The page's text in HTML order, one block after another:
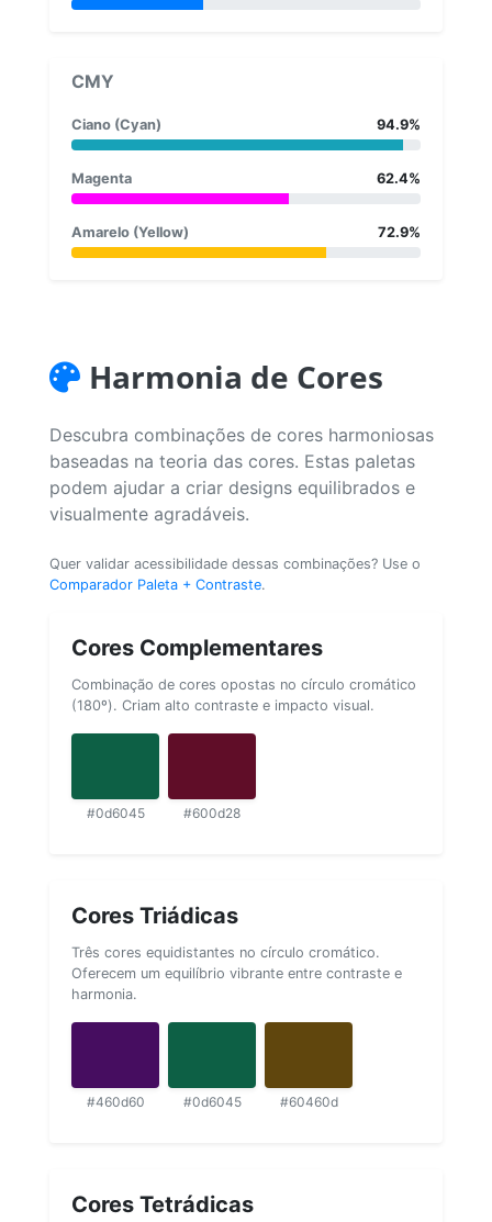
CMY
Ciano (Cyan) 94.9%
Magenta 62.4%
Amarelo (Yellow) 72.9%
Harmonia de Cores
Descubra combinações de cores harmoniosas
baseadas na teoria das cores. Estas paletas
podem ajudar a criar designs equilibrados e
visualmente agradáveis.
Quer validar acessibilidade dessas combinações? Use o
Comparador Paleta + Contraste.
Cores Complementares
Combinação de cores opostas no círculo cromático
(180º). Criam alto contraste e impacto visual.
#0d6045 #600d28
Cores Triádicas
Três cores equidistantes no círculo cromático.
Oferecem um equilíbrio vibrante entre contraste e
harmonia.
#460d60 #0d6045 #60460d
Cores Tetrádicas